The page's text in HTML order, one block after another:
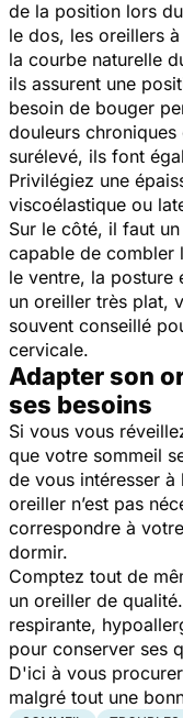
de la position lors
le dos, les oreillers
la courbe naturelle
ils assurent une
besoin de bouger
douleurs
surélevé, ils font
Privilégiez une
viscoélastique ou
Sur le côté, il faut
capable de combler
le ventre, la posture
un oreiller très plat,
souvent conseillé
cervicale.
Adapter son
ses besoins
Si vous vous
que votre sommeil
de vous intéresser
oreiller n’est pas
correspondre à
dormir.
Comptez tout de
un oreiller de
respirante,
pour conserver ses
D'ici à vous
malgré tout une